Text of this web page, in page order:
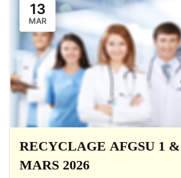
13
MAR
RECYCLAGE AFGSU 1
MARS 2026